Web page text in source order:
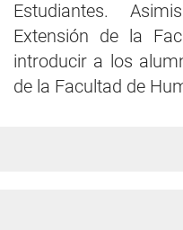
Estudiantes.
Extensión de la
introducir a los
de la Facultad de